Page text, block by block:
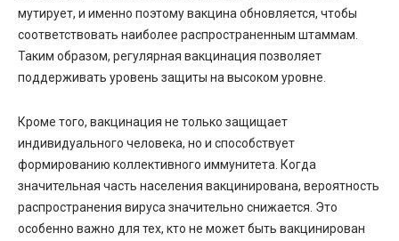
мутирует, и именно поэтому вакцина обновляется, чтобы
соответствовать наиболее распространенным штаммам.
Таким образом, регулярная вакцинация позволяет
поддерживать уровень защиты на высоком уровне.
Кроме того, вакцинация не только защищает
индивидуального человека, но и способствует
формированию коллективного иммунитета. Когда
значительная часть населения вакцинирована, вероятность
распространения вируса значительно снижается. Это
особенно важно для тех, кто не может быть вакцинирован